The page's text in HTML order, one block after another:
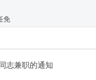
免
志兼职的通知